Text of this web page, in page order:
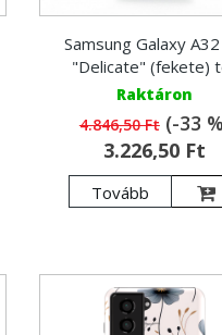
Samsung Galaxy
"Delicate" (fekete)
Raktáron
4.846,50 Ft(-33
3.226,50 Ft
Tovább